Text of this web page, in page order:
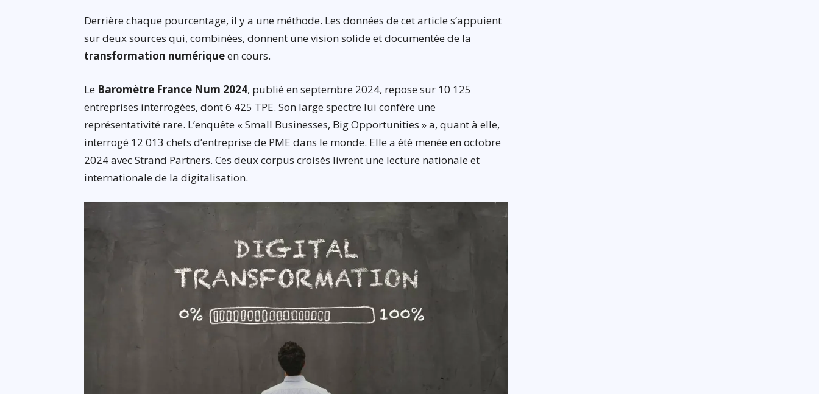
Derrière chaque pourcentage, il y a une méthode. Les données de cet article s’appuient
sur deux sources qui, combinées, donnent une vision solide et documentée de la
transformation numériqueen cours.
Le Baromètre France Num 2024, publié en septembre 2024, repose sur 10 125
entreprises interrogées, dont 6 425 TPE. Son large spectre lui confère une
représentativité rare. L’enquête « Small Businesses, Big Opportunities » a, quant à elle,
interrogé 12 013 chefs d’entreprise de PME dans le monde. Elle a été menée en octobre
2024 avec Strand Partners. Ces deux corpus croisés livrent une lecture nationale et
internationale de la digitalisation.